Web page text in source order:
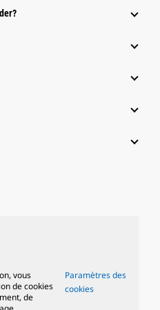
vous
de cookies
de
Paramètres des
cookies